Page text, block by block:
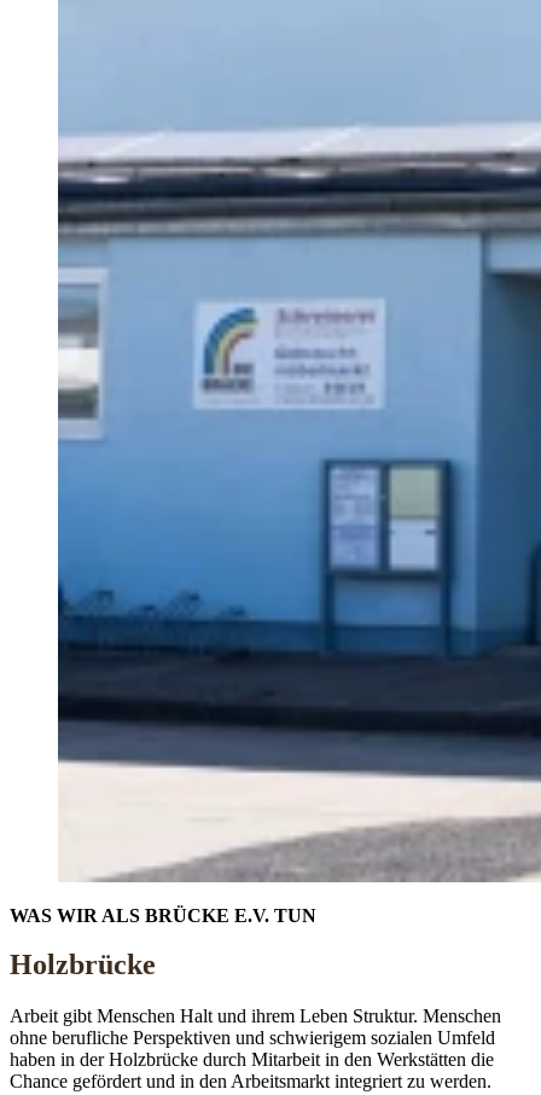
WAS WIR ALS BRÜCKE E.V. TUN
Holzbrücke
Arbeit gibt Menschen Halt und ihrem Leben Struktur. Menschen
ohne berufliche Perspektiven und schwierigem sozialen Umfeld
haben in der Holzbrücke durch Mitarbeit in den Werkstätten die
Chance gefördert und in den Arbeitsmarkt integriert zu werden.